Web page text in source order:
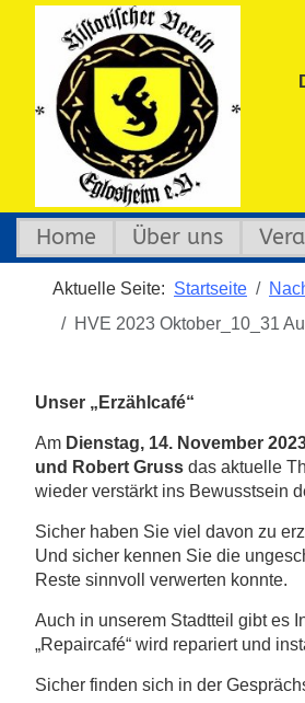
Home Über uns
Aktuelle Seite: Startseite
HVE 2023 Oktober_10_31
Unser „Erzählcafé“
Am Dienstag, 14. November
und Robert Gruss das aktuelle
wieder verstärkt ins Bewusstsein
Sicher haben Sie viel davon zu
Und sicher kennen Sie die
Reste sinnvoll verwerten konnte.
Auch in unserem Stadtteil gibt es
„Repaircafé“ wird repariert und
Sicher finden sich in der